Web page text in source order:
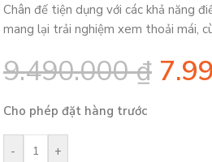
Chân đế tiện dụng với các khả năng
mang lại trải nghiệm xem thoải mái,
9.490.000₫
Cho phép đặt hàng trước
- +